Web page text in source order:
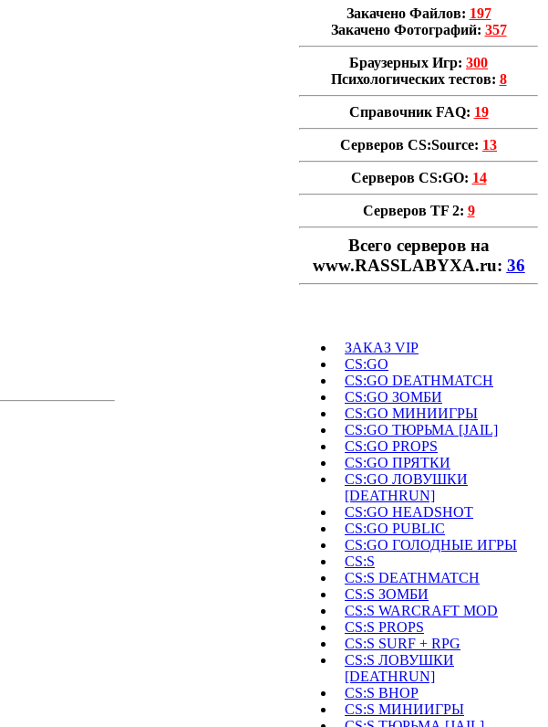
Закачено Файлов: 197
Закачено Фотографий: 357
Браузерных Игр: 300
Психологических тестов: 8
Справочник FAQ: 19
Серверов CS:Source: 13
Серверов CS:GO: 14
Серверов TF 2: 9
Всего cерверов на
www.RASSLABYXA.ru: 36
ЗАКАЗ VIP
CS:GO
CS:GO DEATHMATCH
CS:GO ЗОМБИ
CS:GO МИНИИГРЫ
CS:GO ТЮРЬМА [JAIL]
CS:GO PROPS
CS:GO ПРЯТКИ
CS:GO ЛОВУШКИ
[DEATHRUN]
CS:GO HEADSHOT
CS:GO PUBLIC
CS:GO ГОЛОДНЫЕ ИГРЫ
CS:S
CS:S DEATHMATCH
CS:S ЗОМБИ
CS:S WARCRAFT MOD
CS:S PROPS
CS:S SURF + RPG
CS:S ЛОВУШКИ
[DEATHRUN]
CS:S BHOP
CS:S МИНИИГРЫ